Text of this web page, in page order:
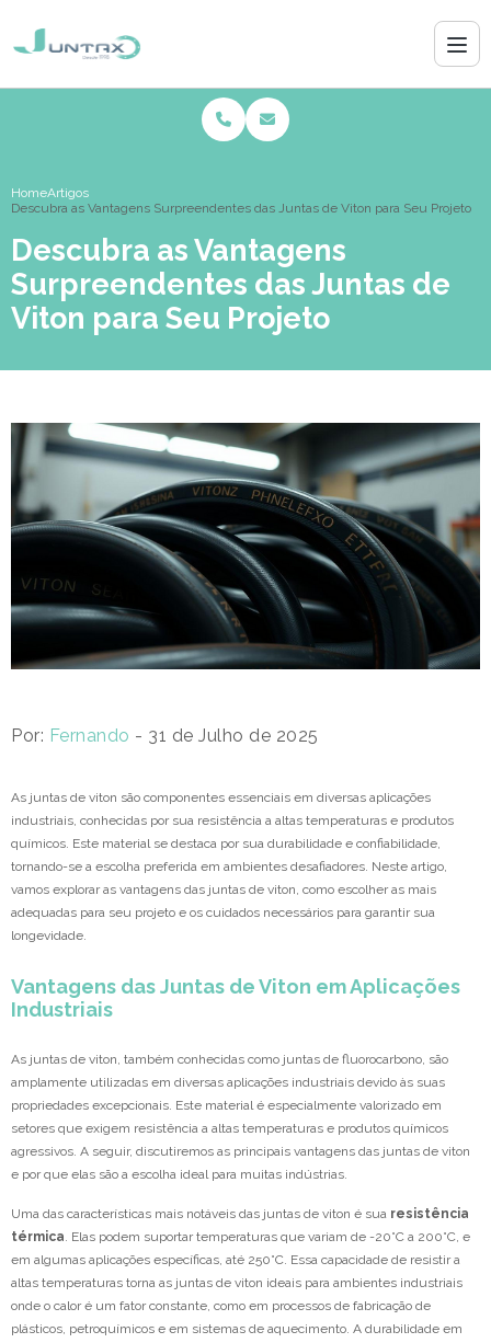
HomeArtigos
Descubra as Vantagens Surpreendentes das Juntas de Viton para Seu Projeto
Descubra as Vantagens
Surpreendentes das Juntas de
Viton para Seu Projeto
Por: Fernando - 31 de Julho de 2025
As juntas de viton são componentes essenciais em diversas aplicações
industriais, conhecidas por sua resistência a altas temperaturas e produtos
químicos. Este material se destaca por sua durabilidade e confiabilidade,
tornando-se a escolha preferida em ambientes desafiadores. Neste artigo,
vamos explorar as vantagens das juntas de viton, como escolher as mais
adequadas para seu projeto e os cuidados necessários para garantir sua
longevidade.
Vantagens das Juntas de Viton em Aplicações
Industriais
As juntas de viton, também conhecidas como juntas de fluorocarbono, são
amplamente utilizadas em diversas aplicações industriais devido às suas
propriedades excepcionais. Este material é especialmente valorizado em
setores que exigem resistência a altas temperaturas e produtos químicos
agressivos. A seguir, discutiremos as principais vantagens das juntas de viton
e por que elas são a escolha ideal para muitas indústrias.
Uma das características mais notáveis das juntas de viton é sua resistência
térmica. Elas podem suportar temperaturas que variam de -20°C a 200°C, e
em algumas aplicações específicas, até 250°C. Essa capacidade de resistir a
altas temperaturas torna as juntas de viton ideais para ambientes industriais
onde o calor é um fator constante, como em processos de fabricação de
plásticos, petroquímicos e em sistemas de aquecimento. A durabilidade em